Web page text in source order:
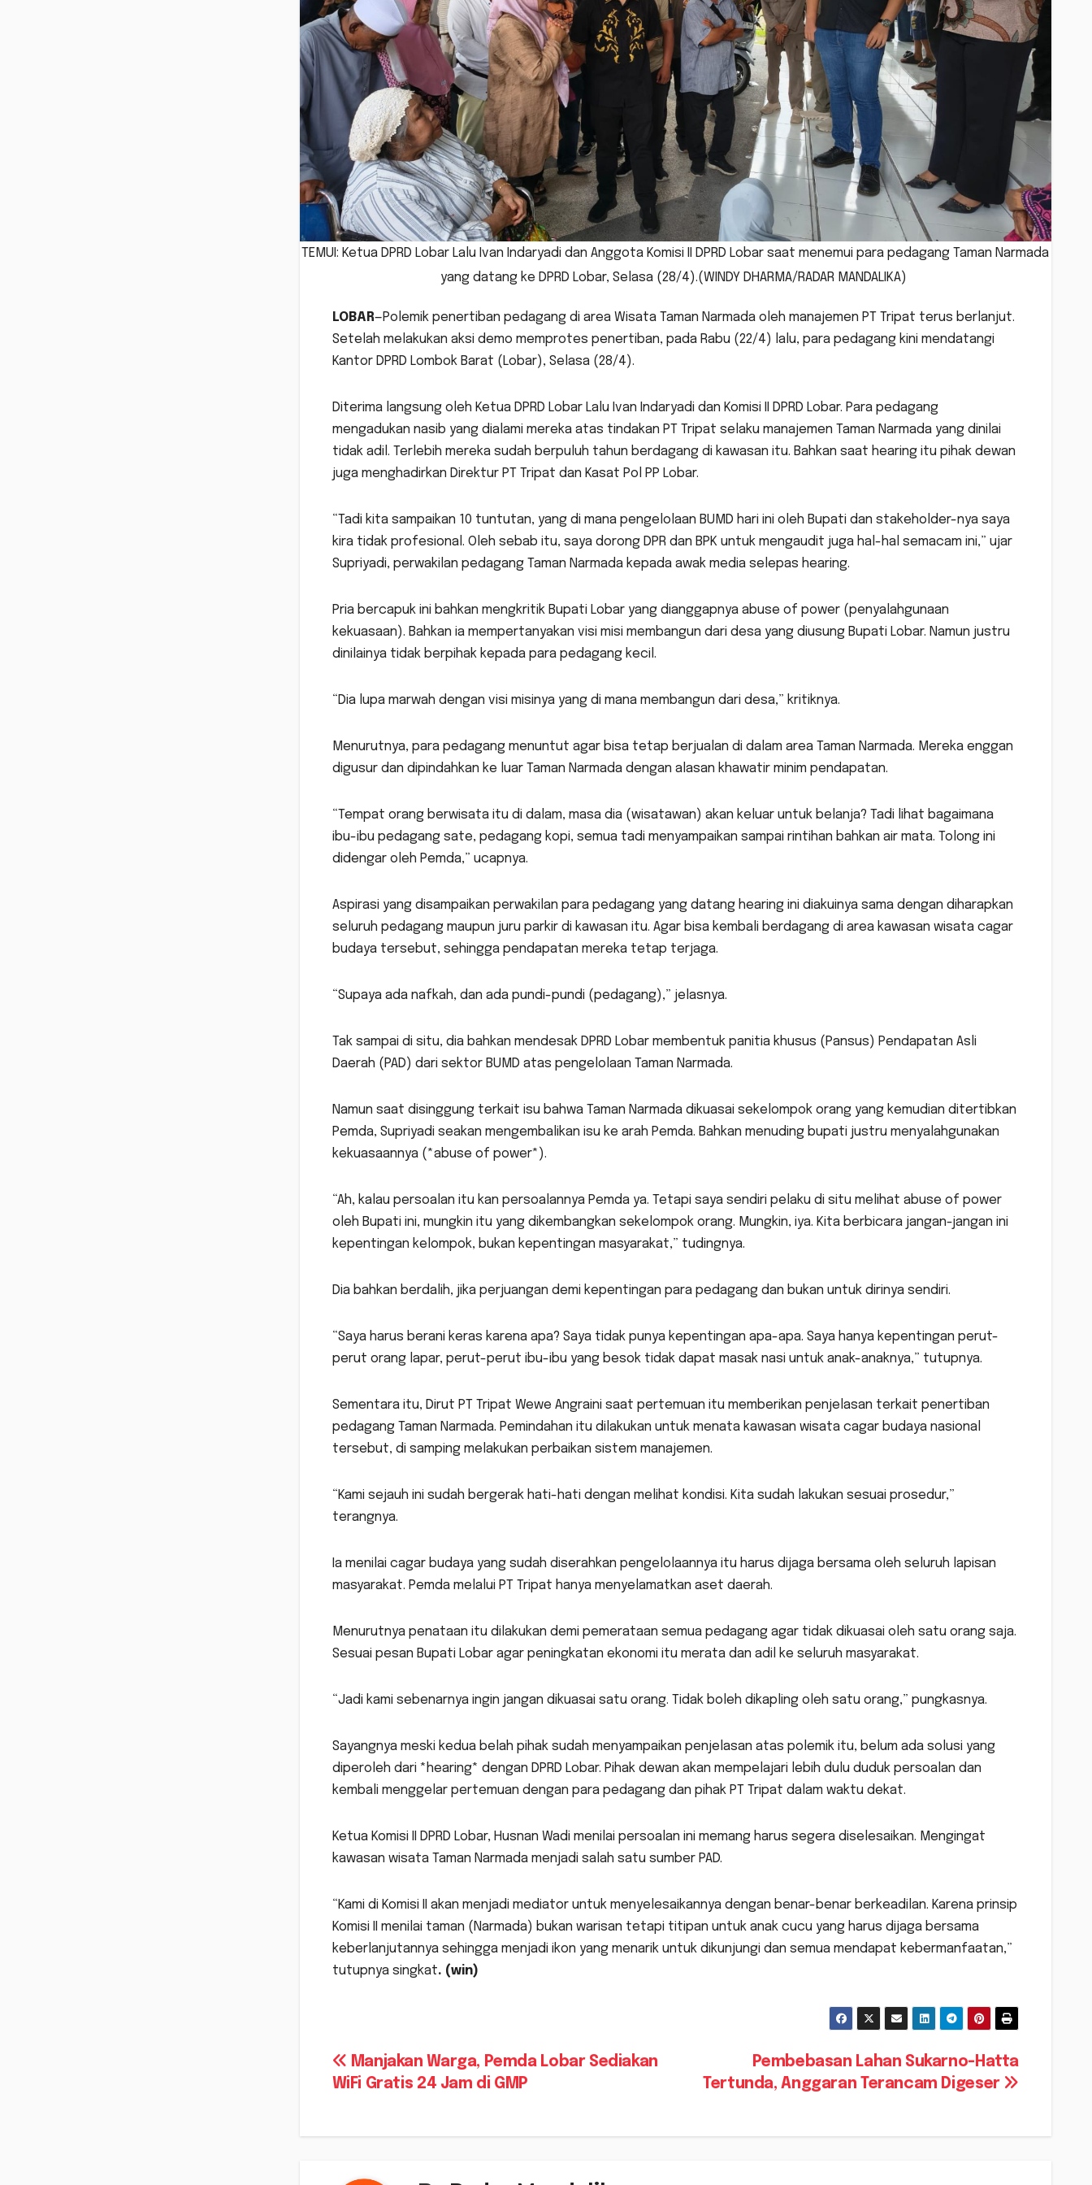
TEMUI: Ketua DPRD Lobar Lalu Ivan Indaryadi dan Anggota Komisi II DPRD Lobar saat menemui para pedagang Taman Narmada
yang datang ke DPRD Lobar, Selasa (28/4).(WINDY DHARMA/RADAR MANDALIKA)
LOBAR—Polemik penertiban pedagang di area Wisata Taman Narmada oleh manajemen PT Tripat terus berlanjut.
Setelah melakukan aksi demo memprotes penertiban, pada Rabu (22/4) lalu, para pedagang kini mendatangi
Kantor DPRD Lombok Barat (Lobar), Selasa (28/4).
Diterima langsung oleh Ketua DPRD Lobar Lalu Ivan Indaryadi dan Komisi II DPRD Lobar. Para pedagang
mengadukan nasib yang dialami mereka atas tindakan PT Tripat selaku manajemen Taman Narmada yang dinilai
tidak adil. Terlebih mereka sudah berpuluh tahun berdagang di kawasan itu. Bahkan saat hearing itu pihak dewan
juga menghadirkan Direktur PT Tripat dan Kasat Pol PP Lobar.
“Tadi kita sampaikan 10 tuntutan, yang di mana pengelolaan BUMD hari ini oleh Bupati dan stakeholder-nya saya
kira tidak profesional. Oleh sebab itu, saya dorong DPR dan BPK untuk mengaudit juga hal-hal semacam ini,” ujar
Supriyadi, perwakilan pedagang Taman Narmada kepada awak media selepas hearing.
Pria bercapuk ini bahkan mengkritik Bupati Lobar yang dianggapnya abuse of power (penyalahgunaan
kekuasaan). Bahkan ia mempertanyakan visi misi membangun dari desa yang diusung Bupati Lobar. Namun justru
dinilainya tidak berpihak kepada para pedagang kecil.
“Dia lupa marwah dengan visi misinya yang di mana membangun dari desa,” kritiknya.
Menurutnya, para pedagang menuntut agar bisa tetap berjualan di dalam area Taman Narmada. Mereka enggan
digusur dan dipindahkan ke luar Taman Narmada dengan alasan khawatir minim pendapatan.
“Tempat orang berwisata itu di dalam, masa dia (wisatawan) akan keluar untuk belanja? Tadi lihat bagaimana
ibu-ibu pedagang sate, pedagang kopi, semua tadi menyampaikan sampai rintihan bahkan air mata. Tolong ini
didengar oleh Pemda,” ucapnya.
Aspirasi yang disampaikan perwakilan para pedagang yang datang hearing ini diakuinya sama dengan diharapkan
seluruh pedagang maupun juru parkir di kawasan itu. Agar bisa kembali berdagang di area kawasan wisata cagar
budaya tersebut, sehingga pendapatan mereka tetap terjaga.
“Supaya ada nafkah, dan ada pundi-pundi (pedagang),” jelasnya.
Tak sampai di situ, dia bahkan mendesak DPRD Lobar membentuk panitia khusus (Pansus) Pendapatan Asli
Daerah (PAD) dari sektor BUMD atas pengelolaan Taman Narmada.
Namun saat disinggung terkait isu bahwa Taman Narmada dikuasai sekelompok orang yang kemudian ditertibkan
Pemda, Supriyadi seakan mengembalikan isu ke arah Pemda. Bahkan menuding bupati justru menyalahgunakan
kekuasaannya (*abuse of power*).
“Ah, kalau persoalan itu kan persoalannya Pemda ya. Tetapi saya sendiri pelaku di situ melihat abuse of power
oleh Bupati ini, mungkin itu yang dikembangkan sekelompok orang. Mungkin, iya. Kita berbicara jangan-jangan ini
kepentingan kelompok, bukan kepentingan masyarakat,” tudingnya.
Dia bahkan berdalih, jika perjuangan demi kepentingan para pedagang dan bukan untuk dirinya sendiri.
“Saya harus berani keras karena apa? Saya tidak punya kepentingan apa-apa. Saya hanya kepentingan perut-
perut orang lapar, perut-perut ibu-ibu yang besok tidak dapat masak nasi untuk anak-anaknya,” tutupnya.
Sementara itu, Dirut PT Tripat Wewe Angraini saat pertemuan itu memberikan penjelasan terkait penertiban
pedagang Taman Narmada. Pemindahan itu dilakukan untuk menata kawasan wisata cagar budaya nasional
tersebut, di samping melakukan perbaikan sistem manajemen.
“Kami sejauh ini sudah bergerak hati-hati dengan melihat kondisi. Kita sudah lakukan sesuai prosedur,”
terangnya.
Ia menilai cagar budaya yang sudah diserahkan pengelolaannya itu harus dijaga bersama oleh seluruh lapisan
masyarakat. Pemda melalui PT Tripat hanya menyelamatkan aset daerah.
Menurutnya penataan itu dilakukan demi pemerataan semua pedagang agar tidak dikuasai oleh satu orang saja.
Sesuai pesan Bupati Lobar agar peningkatan ekonomi itu merata dan adil ke seluruh masyarakat.
“Jadi kami sebenarnya ingin jangan dikuasai satu orang. Tidak boleh dikapling oleh satu orang,” pungkasnya.
Sayangnya meski kedua belah pihak sudah menyampaikan penjelasan atas polemik itu, belum ada solusi yang
diperoleh dari *hearing* dengan DPRD Lobar. Pihak dewan akan mempelajari lebih dulu duduk persoalan dan
kembali menggelar pertemuan dengan para pedagang dan pihak PT Tripat dalam waktu dekat.
Ketua Komisi II DPRD Lobar, Husnan Wadi menilai persoalan ini memang harus segera diselesaikan. Mengingat
kawasan wisata Taman Narmada menjadi salah satu sumber PAD.
“Kami di Komisi II akan menjadi mediator untuk menyelesaikannya dengan benar-benar berkeadilan. Karena prinsip
Komisi II menilai taman (Narmada) bukan warisan tetapi titipan untuk anak cucu yang harus dijaga bersama
keberlanjutannya sehingga menjadi ikon yang menarik untuk dikunjungi dan semua mendapat kebermanfaatan,”
tutupnya singkat. (win)
Navigasi
Pembebasan Lahan Sukarno-Hatta
Tertunda, Anggaran Terancam Digeser
Manjakan Warga, Pemda Lobar Sediakan
WiFi Gratis 24 Jam di GMP